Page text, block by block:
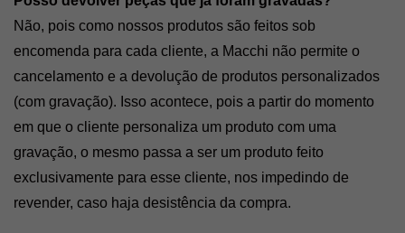
Não, pois como nossos produtos são feitos sob
encomenda para cada cliente, a Macchi não permite o
cancelamento e a devolução de produtos personalizados
(com gravação). Isso acontece, pois a partir do momento
em que o cliente personaliza um produto com uma
gravação, o mesmo passa a ser um produto feito
exclusivamente para esse cliente, nos impedindo de
revender, caso haja desistência da compra.